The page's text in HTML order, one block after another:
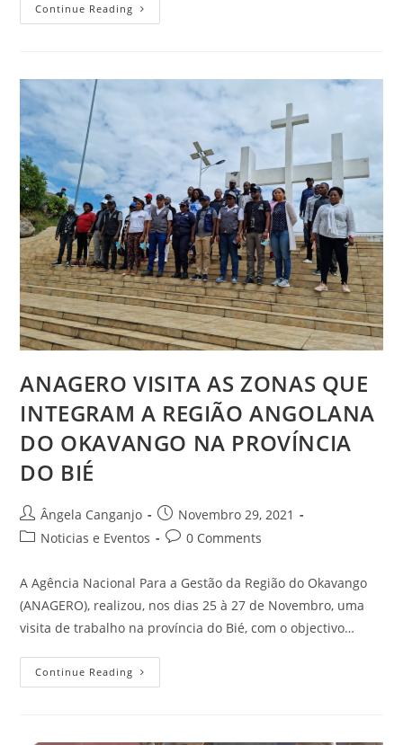
Continue Reading
ANAGERO VISITA AS ZONAS QUE
INTEGRAM A REGIÃO ANGOLANA
DO OKAVANGO NA PROVÍNCIA
DO BIÉ
Ângela Canganjo
Novembro 29, 2021
Noticias e Eventos
0 Comments
A Agência Nacional Para a Gestão da Região do Okavango
(ANAGERO), realizou, nos dias 25 à 27 de Novembro, uma
visita de trabalho na província do Bié, com o objectivo…
Continue Reading